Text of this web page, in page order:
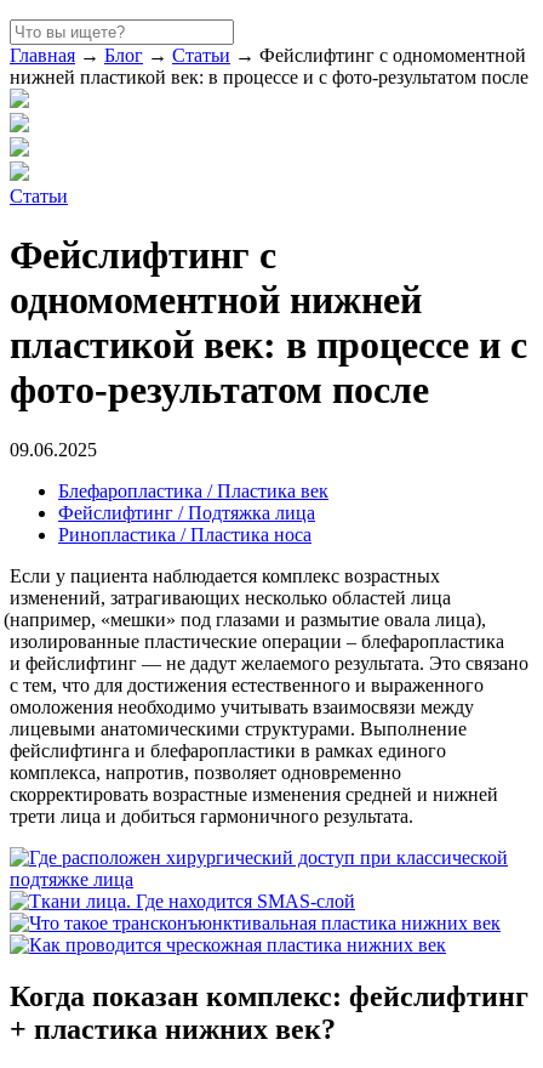
Главная → Блог → Статьи → Фейслифтинг с одномоментной
нижней пластикой век: в процессе и с фото-результатом после
Статьи
Фейслифтинг с
одномоментной нижней
пластикой век: в процессе и с
фото-результатом после
09.06.2025
Блефаропластика / Пластика век
Фейслифтинг / Подтяжка лица
Ринопластика / Пластика носа
Если у пациента наблюдается комплекс возрастных
изменений, затрагивающих несколько областей лица
(например, «мешки» под глазами и размытие овала лица),
изолированные пластические операции – блефаропластика
и фейслифтинг — не дадут желаемого результата. Это связано
с тем, что для достижения естественного и выраженного
омоложения необходимо учитывать взаимосвязи между
лицевыми анатомическими структурами. Выполнение
фейслифтинга и блефаропластики в рамках единого
комплекса, напротив, позволяет одновременно
скорректировать возрастные изменения средней и нижней
трети лица и добиться гармоничного результата.
Когда показан комплекс: фейслифтинг
+ пластика нижних век?